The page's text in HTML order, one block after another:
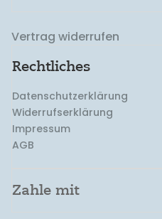
Vertrag widerrufen
Rechtliches
Datenschutzerklärung
Widerrufserklärung
Impressum
AGB
Zahle mit